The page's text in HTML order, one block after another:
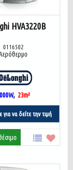
HVA3220B
0116502
,23m²
για να δείτε την τιμή